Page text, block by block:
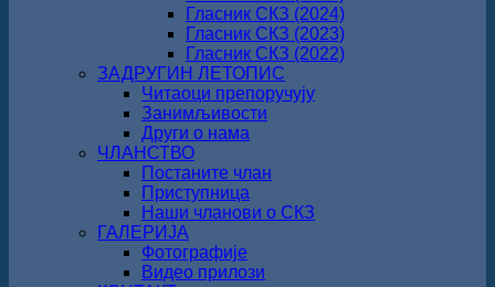
Гласник СКЗ (2024)
Гласник СКЗ (2023)
Гласник СКЗ (2022)
ЗАДРУГИН ЛЕТОПИС
Читаоци препоручују
Занимљивости
Други о нама
ЧЛАНСТВО
Постаните члан
Приступница
Наши чланови о СКЗ
ГАЛЕРИЈА
Фотографије
Видео прилози